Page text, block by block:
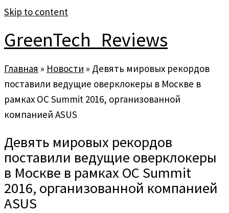
Skip to content
GreenTech_Reviews
Главная » Новости » Девять мировых рекордов
поставили ведущие оверклокеры в Москве в
рамках OC Summit 2016, организованной
компанией ASUS
Девять мировых рекордов
поставили ведущие оверклокеры
в Москве в рамках OC Summit
2016, организованной компанией
ASUS